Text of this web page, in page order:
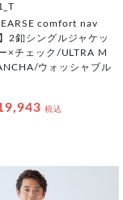
comfort nav
2釦シングルジャケッ
×チェック/ULTRA M
ウォッシャブル
税込